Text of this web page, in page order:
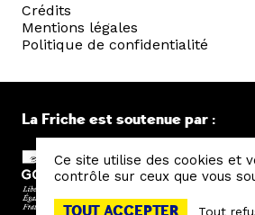
Crédits
Mentions légales
Politique de confidentialité
La Friche est soutenue par :
Ce site utilise des cookies et
contrôle sur ceux que vous
TOUT ACCEPTER Tout